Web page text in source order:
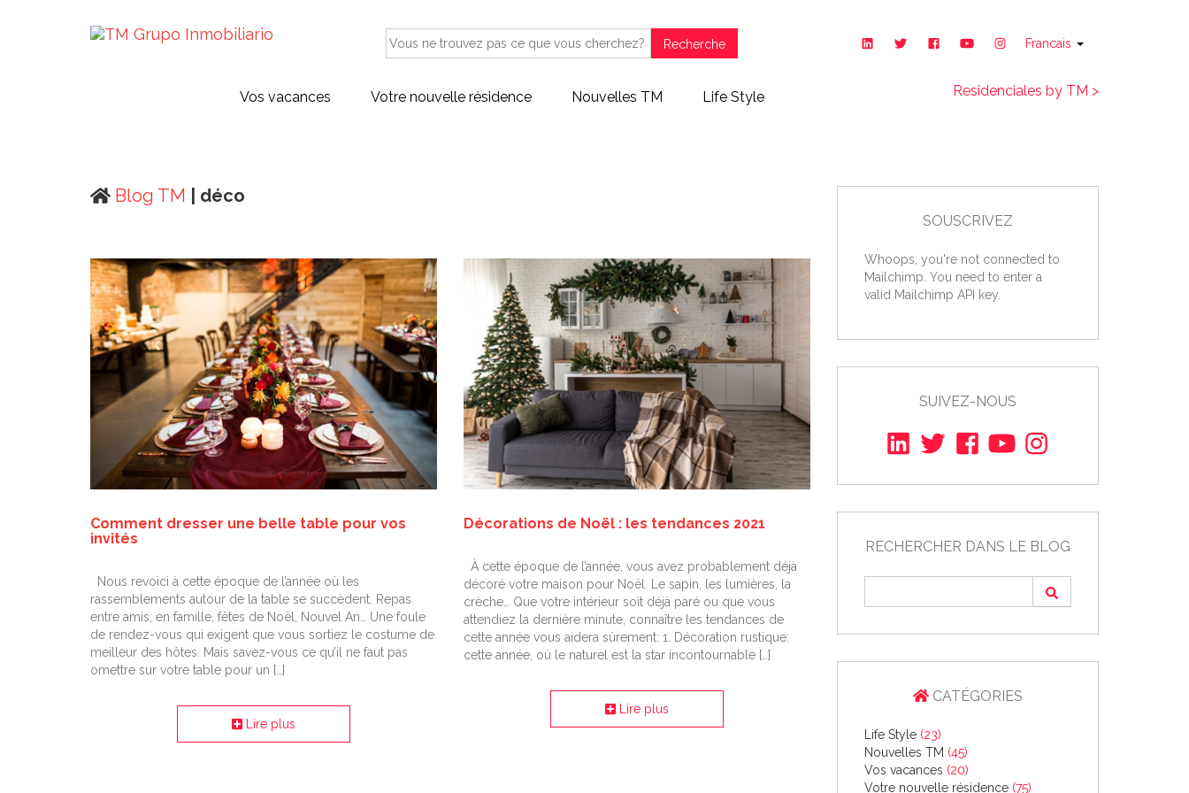
Recherche Francais
Vos vacances Votre nouvelle résidence Nouvelles TM Life Style Residenciales by TM >
Blog TM | déco
Comment dresser une belle table pour vos
invités
Nous revoici à cette époque de l’année où les
rassemblements autour de la table se succèdent. Repas
entre amis, en famille, fêtes de Noël, Nouvel An… Une foule
de rendez-vous qui exigent que vous sortiez le costume de
meilleur des hôtes. Mais savez-vous ce qu’il ne faut pas
omettre sur votre table pour un […]
Lire plus
Décorations de Noël : les tendances 2021
À cette époque de l’année, vous avez probablement déjà
décoré votre maison pour Noël. Le sapin, les lumières, la
crèche… Que votre intérieur soit déjà paré ou que vous
attendiez la dernière minute, connaître les tendances de
cette année vous aidera sûrement: 1. Décoration rustique:
cette année, où le naturel est la star incontournable […]
Lire plus
SOUSCRIVEZ
Whoops, you're not connected to
Mailchimp. You need to enter a
valid Mailchimp API key.
SUIVEZ-NOUS
RECHERCHER DANS LE BLOG
CATÉGORIES
Life Style (23)
Nouvelles TM (45)
Vos vacances (20)
Votre nouvelle résidence (75)